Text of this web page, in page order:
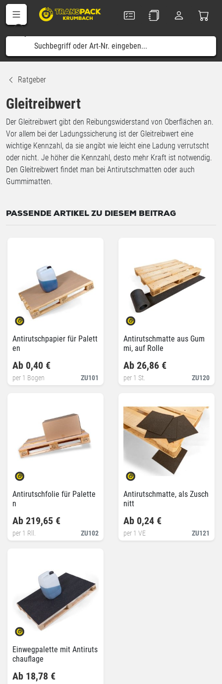
Ratgeber
Gleitreibwert
Der Gleitreibwert gibt den Reibungswiderstand von Oberflächen an.
Vor allem bei der Ladungssicherung ist der Gleitreibwert eine
wichtige Kennzahl, da sie angibt wie leicht eine Ladung verrutscht
oder nicht. Je höher die Kennzahl, desto mehr Kraft ist notwendig.
Den Gleitreibwert findet man bei Antirutschmatten oder auch
Gummimatten.
PASSENDE ARTIKEL ZU DIESEM BEITRAG
Antirutschpapier für Palett
en
ZU101
Ab 0,40 €
per 1 Bogen
Antirutschmatte aus Gum
mi, auf Rolle
ZU120
Ab 26,86 €
per 1 St.
Antirutschfolie für Palette
n
ZU102
Ab 219,65 €
per 1 Rll.
Antirutschmatte, als Zusch
nitt
ZU121
Ab 0,24 €
per 1 VE
Einwegpalette mit Antiruts
chauflage
Ab 18,78 €